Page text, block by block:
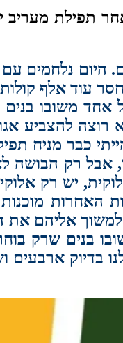
תפילת מעריב
היום נלחמים
עוד אלף קולות
אחד משובו
רוצה להצביע
כבר מניח
אבל רק הבושה
יש רק
האחרות
למשוך אליהם
בנים שרק
בדיוק ארבעים